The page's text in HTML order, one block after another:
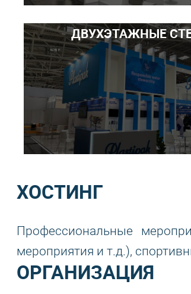
ДВУХЭТАЖНЫЕ
ХОСТИНГ
Профессиональные
мероприятия и т.д.),
ОРГАНИЗАЦИЯ